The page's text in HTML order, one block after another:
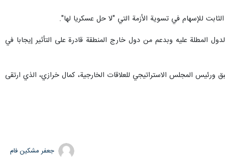
للإسهام في تسوية الأزمة التي "لا حل عسكريا لها".
المطلة عليه وبدعم من دول خارج المنطقة قادرة على التأثير إيجابا في
ورئيس المجلس الاستراتيجي للعلاقات الخارجية، كمال خرازي، الذي ارتقى
جعفر مشکین فام